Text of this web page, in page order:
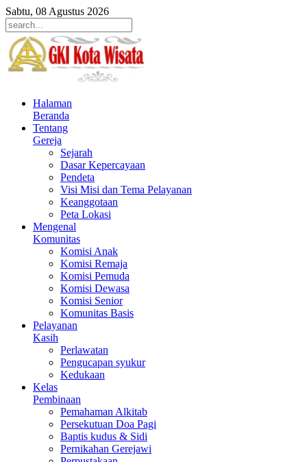
Sabtu, 08 Agustus 2026
Halaman
Beranda
Tentang
Gereja
Sejarah
Dasar Kepercayaan
Pendeta
Visi Misi dan Tema Pelayanan
Keanggotaan
Peta Lokasi
Mengenal
Komunitas
Komisi Anak
Komisi Remaja
Komisi Pemuda
Komisi Dewasa
Komisi Senior
Komunitas Basis
Pelayanan
Kasih
Perlawatan
Pengucapan syukur
Kedukaan
Kelas
Pembinaan
Pemahaman Alkitab
Persekutuan Doa Pagi
Baptis kudus & Sidi
Pernikahan Gerejawi